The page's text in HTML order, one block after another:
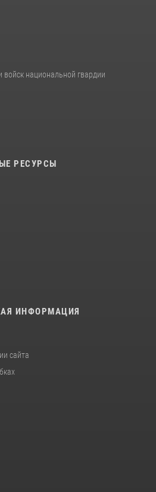
войск национальной гвардии
РЕСУРСЫ
ИНФОРМАЦИЯ
сайта